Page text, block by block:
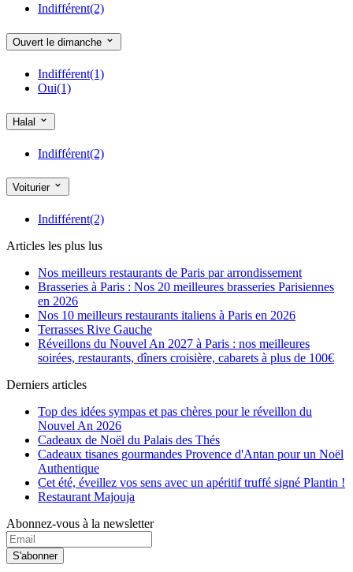
Château d'Eau
Châtelet(5)
Châtelet Les Halles
Cité(1)
Cité Universitaire
Cluny La Sorbonne
Commerce
Convention(3)
Cour Saint Emilion
Courcelles
Crimée(1)
Denfert Rochereau
Dugommier
Dupleix(2)
Duroc(5)
Ecole Militaire
Edgar Quinet(2)
Emile Zola(2)
Etienne Marcel(13)
Europe(2)
Exelmans
Faidherbe Chaligny
Filles du Calvaire(8)
Franklin-D. Roosevelt(24)
Gaité(7)
Gambetta(3)
Gare d'Austerlitz(2)
Gare de l'Est(8)
Gare de Lyon(4)
Gare du Nord(6)
George V (29)
Glacière(1)
Goncourt(12)
Grands Boulevards
Indifférent(2)
Ouvert le dimanche
Indifférent(1)
Oui(1)
Halal
Indifférent(2)
Voiturier
Indifférent(2)
Articles les plus lus
Nos meilleurs restaurants de Paris par arrondissement
Brasseries à Paris : Nos 20 meilleures brasseries Parisiennes
en 2026
Nos 10 meilleurs restaurants italiens à Paris en 2026
Terrasses Rive Gauche
Réveillons du Nouvel An 2027 à Paris : nos meilleures
soirées, restaurants, dîners croisière, cabarets à plus de 100€
Derniers articles
Top des idées sympas et pas chères pour le réveillon du
Nouvel An 2026
Cadeaux de Noël du Palais des Thés
Cadeaux tisanes gourmandes Provence d'Antan pour un Noël
Authentique
Cet été, éveillez vos sens avec un apéritif truffé signé Plantin !
Restaurant Majouja
Abonnez-vous à la newsletter
S'abonner